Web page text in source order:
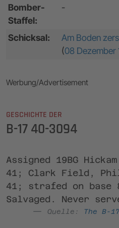
Bomber-
Staffel:
-
Schicksal:
Am Boden
(08 Dezember
Werbung/Advertisement
GESCHICHTE DER
B-17 40-3094
Assigned 19BG
41; Clark Field,
41; strafed on base
Salvaged. Never
Quelle:
The B-